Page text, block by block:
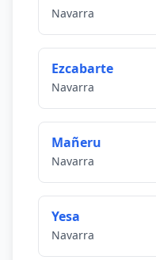
Navarra
Ezcabarte
Navarra
Mañeru
Navarra
Yesa
Navarra